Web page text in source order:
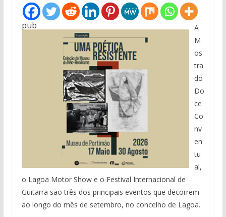
pub
A
M
os
tra
do
Do
ce
Co
nv
en
tu
al,
o Lagoa Motor Show e o Festival Internacional de
Guitarra são três dos principais eventos que decorrem
ao longo do mês de setembro, no concelho de Lagoa.